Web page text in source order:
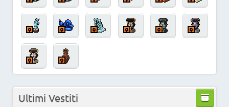
Ultimi Vestiti